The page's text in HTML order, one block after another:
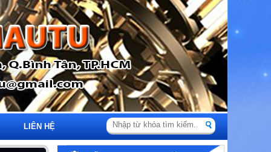
LIÊN HỆ